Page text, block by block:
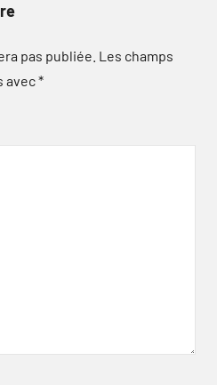
pas publiée. Les champs
avec*